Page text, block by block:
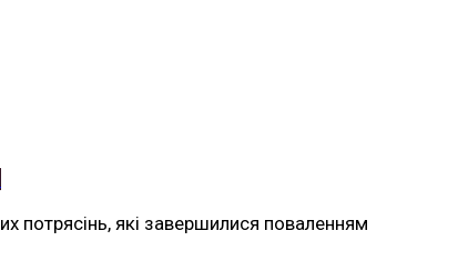
потрясінь, які завершилися поваленням